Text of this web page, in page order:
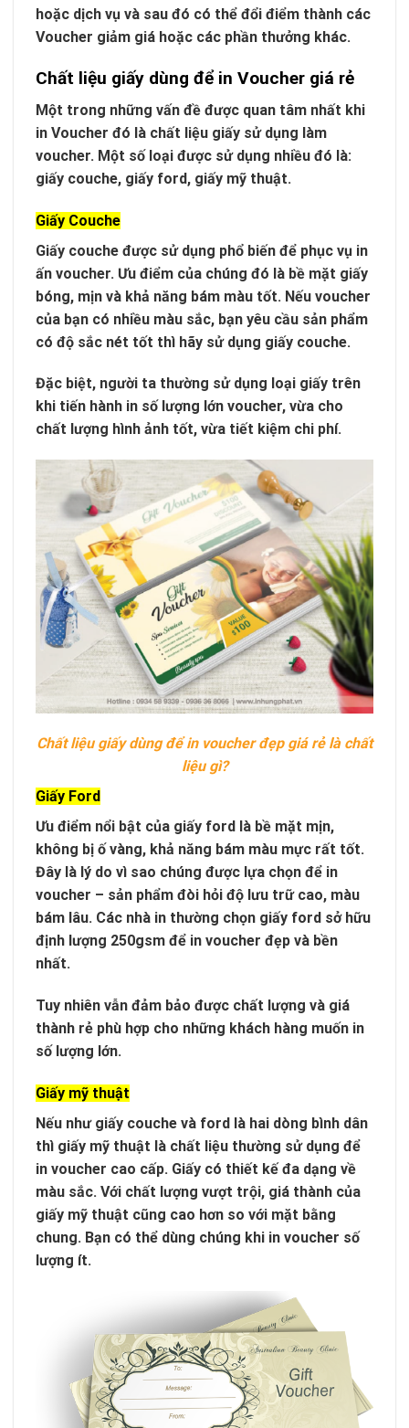
hoặc dịch vụ và sau đó có thể đổi điểm thành các
Voucher giảm giá hoặc các phần thưởng khác.
Chất liệu giấy dùng để in Voucher giá rẻ
Một trong những vấn đề được quan tâm nhất khi
in Voucher đó là chất liệu giấy sử dụng làm
voucher. Một số loại được sử dụng nhiều đó là:
giấy couche, giấy ford, giấy mỹ thuật.
Giấy Couche
Giấy couche được sử dụng phổ biến để phục vụ in
ấn voucher. Ưu điểm của chúng đó là bề mặt giấy
bóng, mịn và khả năng bám màu tốt. Nếu voucher
của bạn có nhiều màu sắc, bạn yêu cầu sản phẩm
có độ sắc nét tốt thì hãy sử dụng giấy couche.
Đặc biệt, người ta thường sử dụng loại giấy trên
khi tiến hành in số lượng lớn voucher, vừa cho
chất lượng hình ảnh tốt, vừa tiết kiệm chi phí.
Chất liệu giấy dùng để in voucher đẹp giá rẻ là chất
liệu gì?
Giấy Ford
Ưu điểm nổi bật của giấy ford là bề mặt mịn,
không bị ố vàng, khả năng bám màu mực rất tốt.
Đây là lý do vì sao chúng được lựa chọn để in
voucher – sản phẩm đòi hỏi độ lưu trữ cao, màu
bám lâu. Các nhà in thường chọn giấy ford sở hữu
định lượng 250gsm để in voucher đẹp và bền
nhất.
Tuy nhiên vẫn đảm bảo được chất lượng và giá
thành rẻ phù hợp cho những khách hàng muốn in
số lượng lớn.
Giấy mỹ thuật
Nếu như giấy couche và ford là hai dòng bình dân
thì giấy mỹ thuật là chất liệu thường sử dụng để
in voucher cao cấp. Giấy có thiết kế đa dạng về
màu sắc. Với chất lượng vượt trội, giá thành của
giấy mỹ thuật cũng cao hơn so với mặt bằng
chung. Bạn có thể dùng chúng khi in voucher số
lượng ít.